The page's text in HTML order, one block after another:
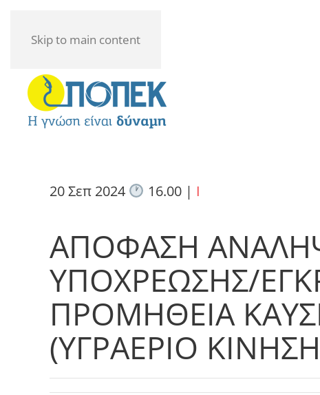
Skip to main content
20 Σεπ 2024 16.00| I
ΑΠΟΦΑΣΗ
ΥΠΟΧΡΕΩΣΗΣ/
ΠΡΟΜΗΘΕΙΑ
(ΥΓΡΑΕΡΙΟ